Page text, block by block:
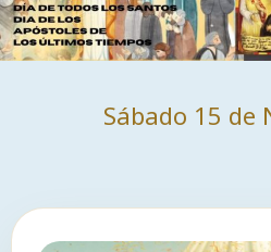
Sábado 15 de